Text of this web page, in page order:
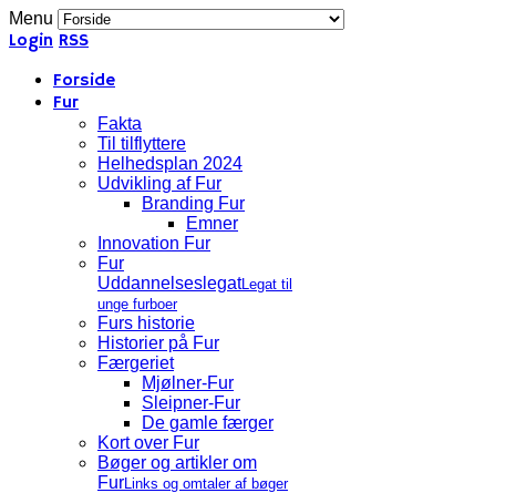
Menu
Login RSS
Forside
Fur
Fakta
Til tilflyttere
Helhedsplan 2024
Udvikling af Fur
Branding Fur
Emner
Innovation Fur
Fur
UddannelseslegatLegat til
unge furboer
Furs historie
Historier på Fur
Færgeriet
Mjølner-Fur
Sleipner-Fur
De gamle færger
Kort over Fur
Bøger og artikler om
FurLinks og omtaler af bøger